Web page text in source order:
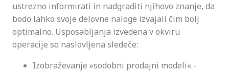
ustrezno informirati in nadgraditi njihovo znanje, da
bodo lahko svoje delovne naloge izvajali čim bolj
optimalno. Usposabljanja izvedena v okviru
operacije so naslovljena sledeče:
Izobraževanje »sodobni prodajni modeli« -